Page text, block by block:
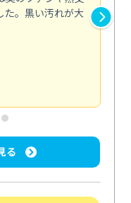
た。黒い汚れが大
る